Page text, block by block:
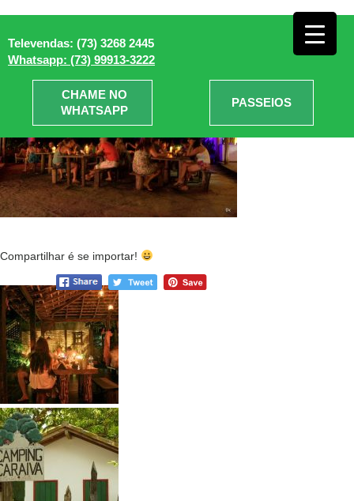
Televendas: (73) 3268 2445
Whatsapp: (73) 99913-3222
CHAME NO
WHATSAPP
PASSEIOS
» Restaurante Caraiva
Compartilhar é se importar!